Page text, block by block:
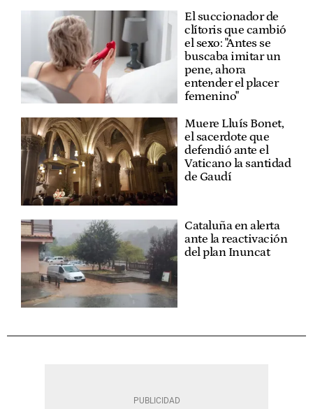
El succionador de
clítoris que cambió
el sexo: "Antes se
buscaba imitar un
pene, ahora
entender el placer
femenino"
Muere Lluís Bonet,
el sacerdote que
defendió ante el
Vaticano la santidad
de Gaudí
Cataluña en alerta
ante la reactivación
del plan Inuncat